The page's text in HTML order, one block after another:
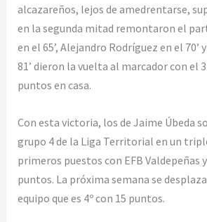
alcazareños, lejos de amedrentarse,
en la segunda mitad remontaron el
en el 65’, Alejandro Rodríguez en el 70’
81’ dieron la vuelta al marcador con el
puntos en casa.
Con esta victoria, los de Jaime Úbeda
grupo 4 de la Liga Territorial en un
primeros puestos con EFB Valdepeñas
puntos. La próxima semana se
equipo que es 4º con 15 puntos.